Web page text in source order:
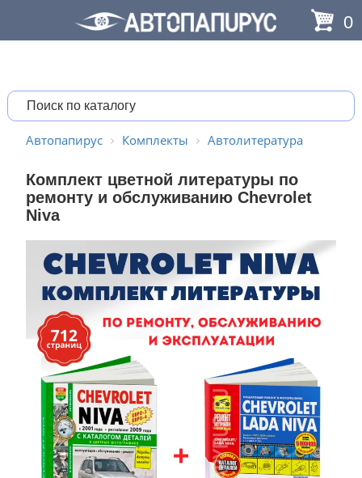
0
Автопапирус Комплекты Автолитература
Комплект цветной литературы по
ремонту и обслуживанию Chevrolet
Niva